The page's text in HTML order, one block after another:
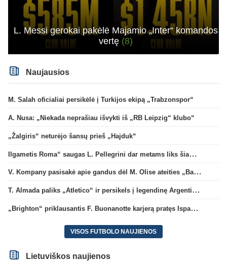
L. Messi gerokai pakėlė Majamio „Inter“ komandos
vertę (8)
Naujausios
M. Salah oficialiai persikėlė į Turkijos ekipą „Trabzonspor“
A. Nusa: „Niekada neprašiau išvykti iš „RB Leipzig“ klubo“
„Žalgiris“ neturėjo šansų prieš „Hajduk“
Ilgametis Roma“ saugas L. Pellegrini dar metams liks šiame klube
V. Kompany pasisakė apie gandus dėl M. Olise ateities „Bayern“ gretose
T. Almada paliks „Atletico“ ir persikels į legendinę Argentinos ekipą
„Brighton“ priklausantis F. Buonanotte karjerą pratęs Ispanijoje
VISOS FUTBOLO NAUJIENOS
Lietuviškos naujienos